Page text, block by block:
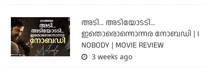
അടി... അടിയോടടി...
ഇതൊരൊന്നൊന്നര നോബഡി | I
NOBODY | MOVIE REVIEW
3 weeks ago